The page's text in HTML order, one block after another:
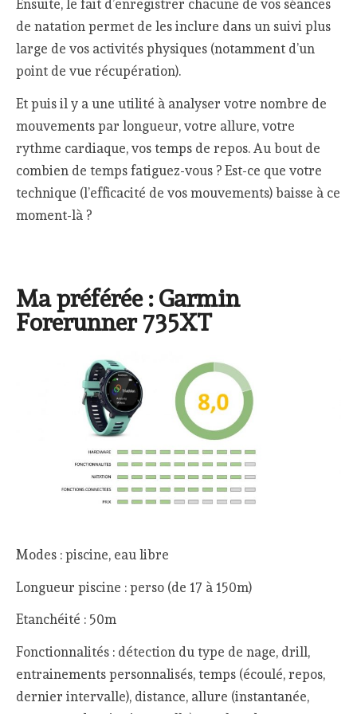
Ensuite, le fait d’enregistrer chacune de vos séances
de natation permet de les inclure dans un suivi plus
large de vos activités physiques (notamment d’un
point de vue récupération).
Et puis il y a une utilité à analyser votre nombre de
mouvements par longueur, votre allure, votre
rythme cardiaque, vos temps de repos. Au bout de
combien de temps fatiguez-vous ? Est-ce que votre
technique (l’efficacité de vos mouvements) baisse à ce
moment-là ?
Ma préférée : Garmin
Forerunner 735XT
Modes : piscine, eau libre
Longueur piscine : perso (de 17 à 150m)
Etanchéité : 50m
Fonctionnalités : détection du type de nage, drill,
entrainements personnalisés, temps (écoulé, repos,
dernier intervalle), distance, allure (instantanée,